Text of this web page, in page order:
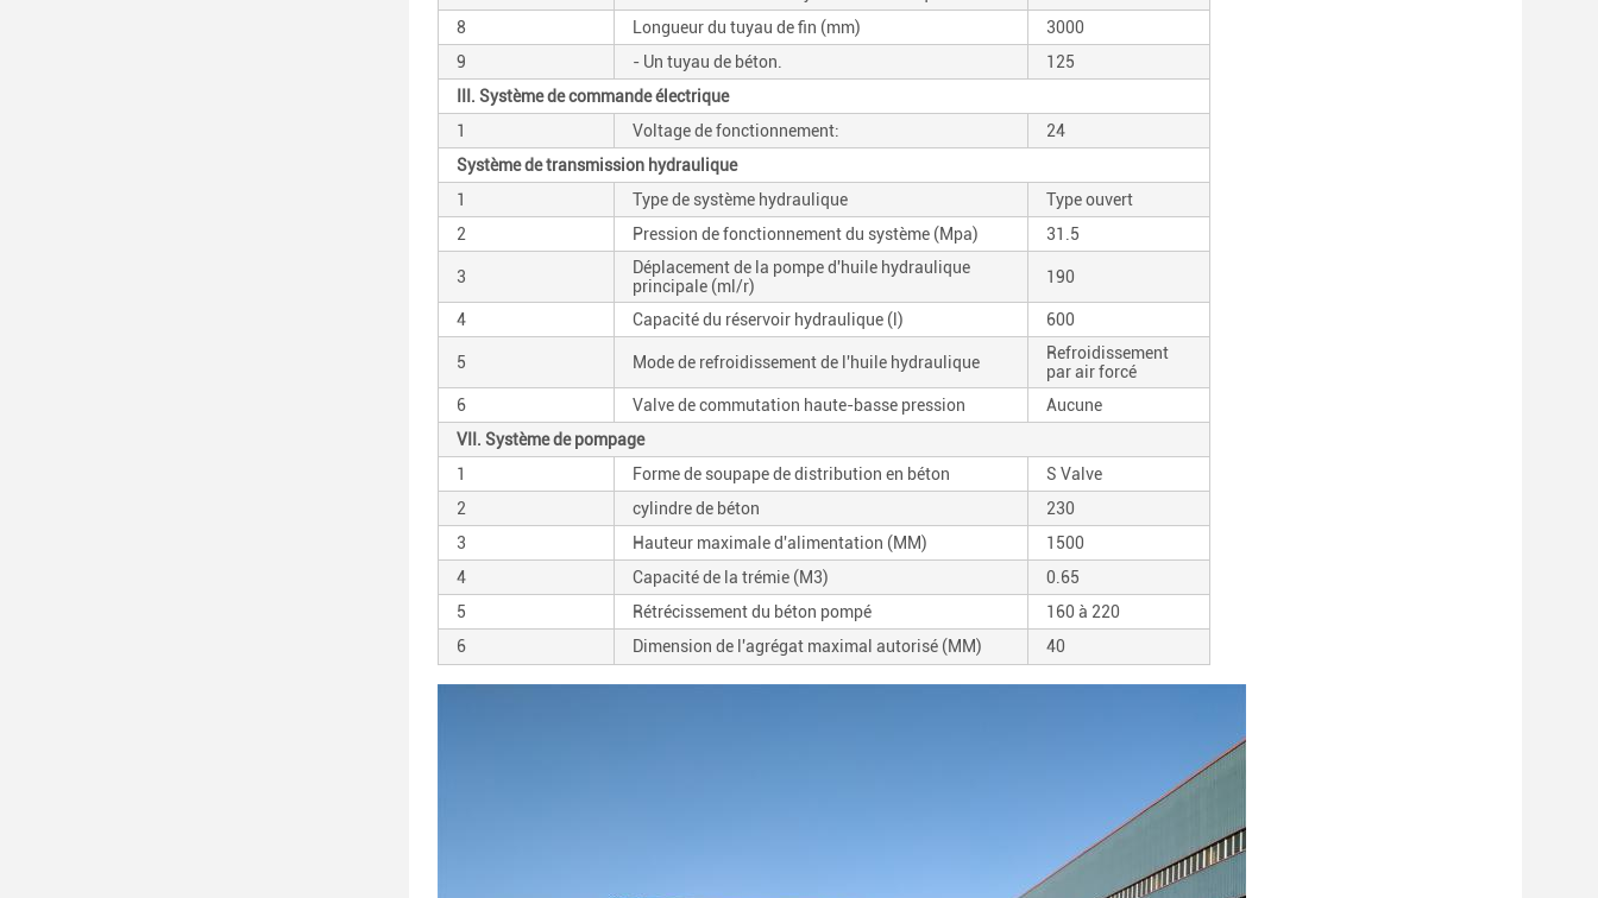
8
Longueur du tuyau de fin (mm)
3000
9
- Un tuyau de béton.
125
III. Système de commande électrique
1
Voltage de fonctionnement:
24
Système de transmission hydraulique
1
Type de système hydraulique
Type ouvert
2
Pression de fonctionnement du système (Mpa) 31.5
3
Déplacement de la pompe d'huile hydraulique
principale (ml/r)
190
4 Capacité du réservoir hydraulique (l) 600
5 Mode de refroidissement de l'huile hydraulique
Refroidissement
par air forcé
6
Valve de commutation haute-basse pression
Aucune
VII. Système de pompage
1
Forme de soupape de distribution en béton
S Valve
2
cylindre de béton
230
3
Hauteur maximale d'alimentation (MM)
1500
4
Capacité de la trémie (M3)
0.65
5
Rétrécissement du béton pompé
160 à 220
6
Dimension de l'agrégat maximal autorisé (MM) 40